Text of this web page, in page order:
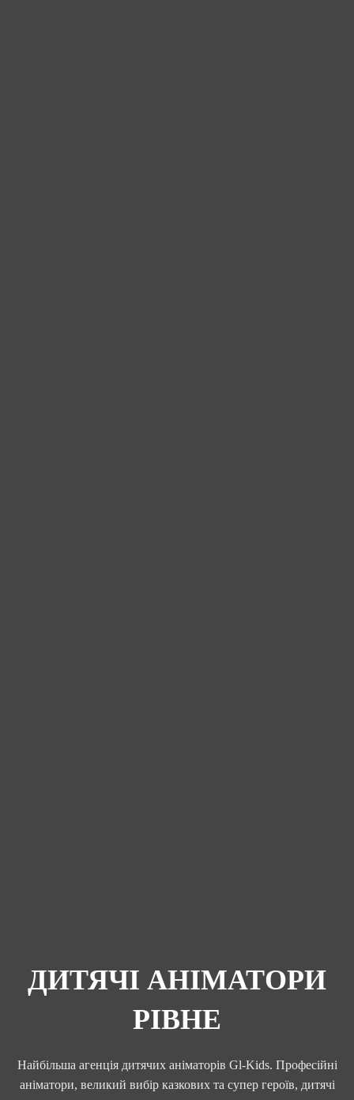
ДИТЯЧІ АНІМАТОРИ
РІВНЕ
Найбільша агенція дитячих аніматорів Gl-Kids. Професійні
аніматори, великий вибір казкових та супер героїв, дитячі